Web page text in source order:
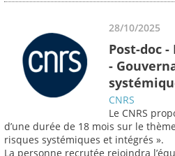
28/10/2025
Post-doc -
-
CNRS
Le CNRS
d’une durée de 18 mois sur le
risques systémiques et intégrés ».
La personne recrutée rejoindra